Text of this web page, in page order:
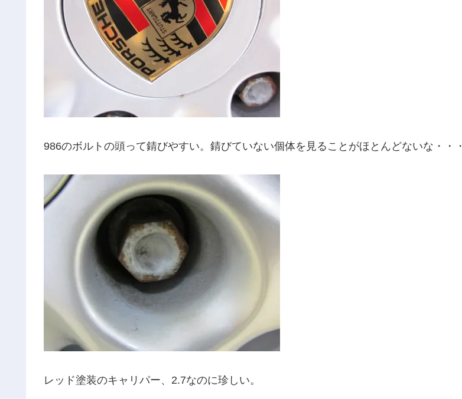
986のボルトの頭って錆びやすい。錆びていない個体を見ることがほとんどないな・・・
レッド塗装のキャリパー、2.7なのに珍しい。